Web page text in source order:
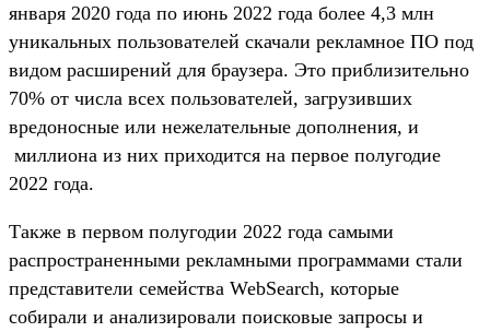
января 2020 года по июнь 2022 года более 4,3 млн
уникальных пользователей скачали рекламное ПО под
видом расширений для браузера. Это приблизительно
70% от числа всех пользователей, загрузивших
вредоносные или нежелательные дополнения, и
миллиона из них приходится на первое полугодие
2022 года.
Также в первом полугодии 2022 года самыми
распространенными рекламными программами стали
представители семейства WebSearch, которые
собирали и анализировали поисковые запросы и